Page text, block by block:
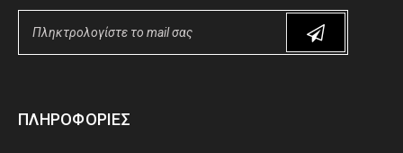
ΠΛΗΡΟΦΟΡΊΕΣ